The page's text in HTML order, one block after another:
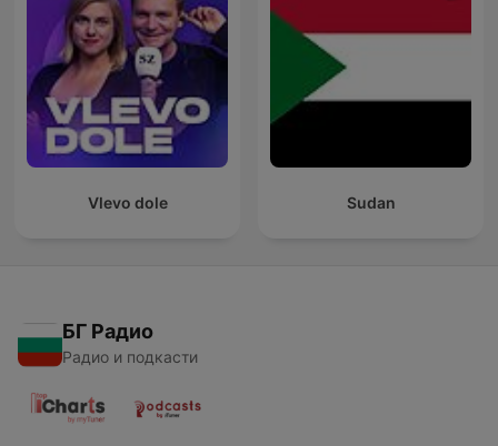
Vlevo dole Sudan
БГ Радио
Радио и подкасти